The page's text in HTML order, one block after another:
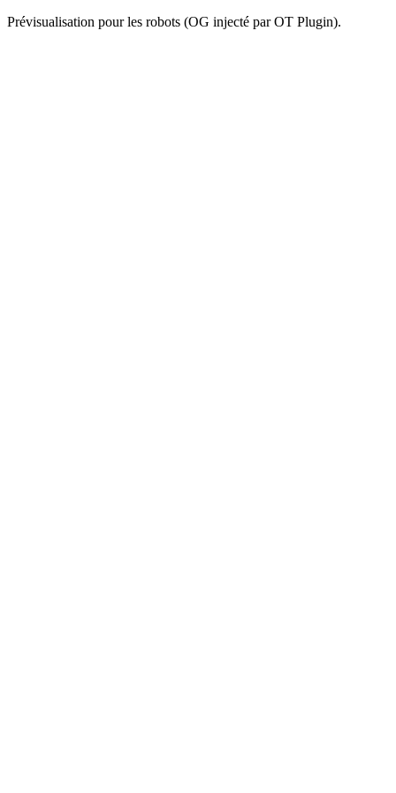
Prévisualisation pour les robots (OG injecté par OT Plugin).